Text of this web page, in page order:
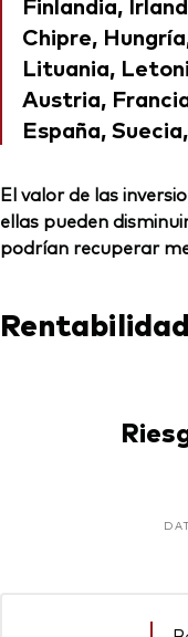
Chipre,
Lituania,
Austria,
España,
El valor de las
ellas pueden
podrían recuperar
Rentabilidad